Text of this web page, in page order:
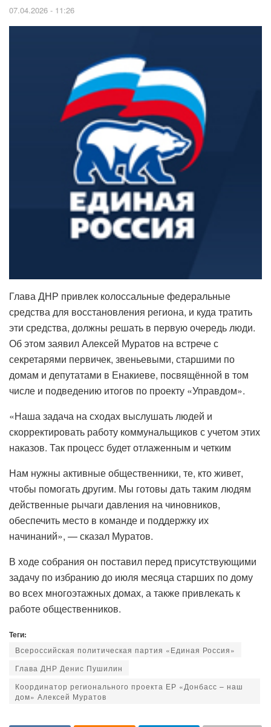
07.04.2026 - 11:26
Глава ДНР привлек колоссальные федеральные
средства для восстановления региона, и куда тратить
эти средства, должны решать в первую очередь люди.
Об этом заявил Алексей Муратов на встрече с
секретарями первичек, звеньевыми, старшими по
домам и депутатами в Енакиеве, посвящённой в том
числе и подведению итогов по проекту «Управдом».
«Наша задача на сходах выслушать людей и
скорректировать работу коммунальщиков с учетом этих
наказов. Так процесс будет отлаженным и четким
Нам нужны активные общественники, те, кто живет,
чтобы помогать другим. Мы готовы дать таким людям
действенные рычаги давления на чиновников,
обеспечить место в команде и поддержку их
начинаний», — сказал Муратов.
В ходе собрания он поставил перед присутствующими
задачу по избранию до июля месяца старших по дому
во всех многоэтажных домах, а также привлекать к
работе общественников.
Теги:
Всероссийская политическая партия «Единая Россия»
Глава ДНР Денис Пушилин
Координатор регионального проекта ЕР «Донбасс – наш
дом» Алексей Муратов